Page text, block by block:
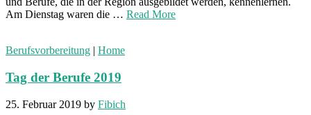
Am Dienstag waren die … Read More
Berufsvorbereitung | Home
Tag der Berufe 2019
25. Februar 2019 by Fibich